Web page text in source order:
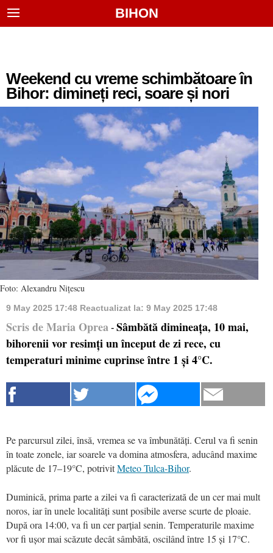
BIHON
Weekend cu vreme schimbătoare în
Bihor: dimineți reci, soare și nori
Foto: Alexandru Nițescu
9 May 2025 17:48 Reactualizat la: 9 May 2025 17:48
Scris de Maria Oprea - Sâmbătă dimineața, 10 mai,
bihorenii vor resimți un început de zi rece, cu
temperaturi minime cuprinse între 1 și 4°C.
Pe parcursul zilei, însă, vremea se va îmbunătăți. Cerul va fi senin
în toate zonele, iar soarele va domina atmosfera, aducând maxime
plăcute de 17–19°C, potrivitMeteo Tulca-Bihor.
Duminică, prima parte a zilei va fi caracterizată de un cer mai mult
noros, iar în unele localități sunt posibile averse scurte de ploaie.
După ora 14:00, va fi un cer parțial senin. Temperaturile maxime
vor fi ușor mai scăzute decât sâmbătă, oscilând între 15 și 17°C.